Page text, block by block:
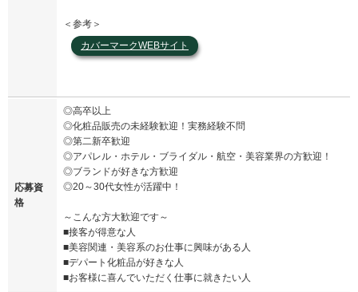
＜参考＞
カバーマークWEBサイト
応募資
格
◎高卒以上
◎化粧品販売の未経験歓迎！実務経験不問
◎第二新卒歓迎
◎アパレル・ホテル・ブライダル・航空・美容業界の方歓迎！
◎ブランドが好きな方歓迎
◎20～30代女性が活躍中！
～こんな方大歓迎です～
■接客が得意な人
■美容関連・美容系のお仕事に興味がある人
■デパート化粧品が好きな人
■お客様に喜んでいただく仕事に就きたい人